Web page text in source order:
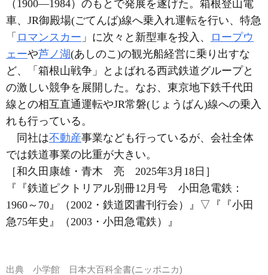
（1900―1984）のもとで発展を遂げた。箱根登山電
車、JR御殿場(ごてんば)線へ乗入れ運転を行い、特急
「 ロマンスカー 」に次々と新型車を投入、
ロープウ
ェーや芦ノ湖(あしのこ)の観光船経営に乗り出すな
ど、「箱根山戦争」とよばれる西武鉄道グループと
の激しい競争を展開した。なお、東京地下鉄千代田
線との相互直通運転やJR常磐(じょうばん)線への乗入
れも行っている。
同社は不動産事業なども行っているが、会社全体
では鉄道事業の比重が大きい。
［和久田康雄・青木 亮 2025年3月18日］
『『鉄道ピクトリアル別冊12月号 小田急電鉄：
1960～70』（2002・鉄道図書刊行会）』 ▽ 『『小田
急75年史』（2003・小田急電鉄）』
出典 小学館 日本大百科全書(ニッポニカ)